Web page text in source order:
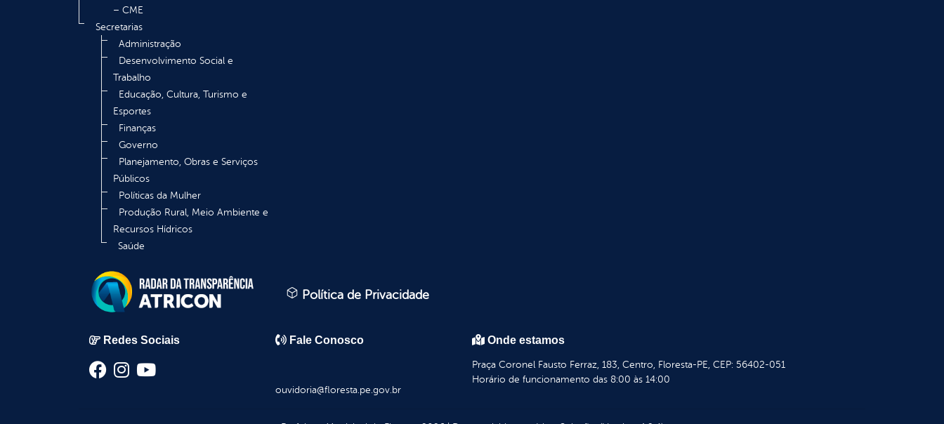
– CME
Secretarias
Administração
Desenvolvimento Social e
Trabalho
Educação, Cultura, Turismo e
Esportes
Finanças
Governo
Planejamento, Obras e Serviços
Públicos
Políticas da Mulher
Produção Rural, Meio Ambiente e
Recursos Hídricos
Saúde
Política de Privacidade
Redes Sociais Fale Conosco
ouvidoria@floresta.pe.gov.br
Onde estamos
Praça Coronel Fausto Ferraz, 183, Centro, Floresta-PE, CEP: 56402-051
Horário de funcionamento das 8:00 às 14:00